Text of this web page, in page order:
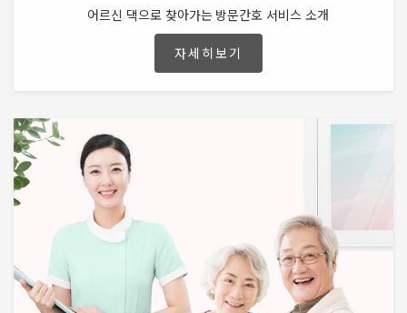
어르신 댁으로 찾아가는 방문간호 서비스 소개
자세히보기